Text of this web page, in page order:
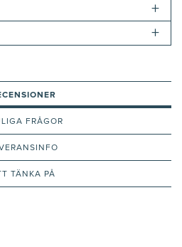
+
+
FRÅGOR
TÄNKA PÅ